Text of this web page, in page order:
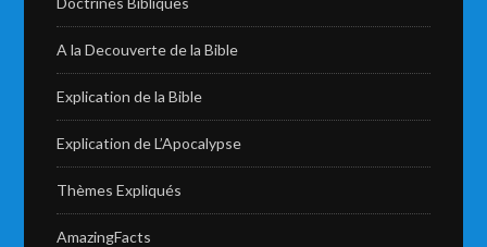
A la Decouverte de la Bible
Explication de la Bible
Explication de L’Apocalypse
Thèmes Expliqués
AmazingFacts